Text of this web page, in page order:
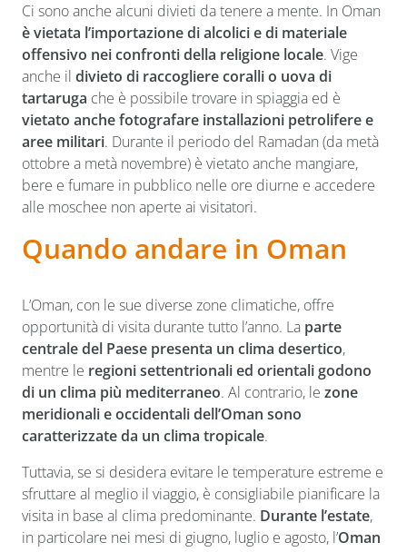
Ci sono anche alcuni divieti da tenere a mente. In Oman
è vietata l’importazione di alcolici e di materiale
offensivo nei confronti della religione locale. Vige
anche il divieto di raccogliere coralli o uova di
tartaruga che è possibile trovare in spiaggia ed è
vietato anche fotografare installazioni petrolifere e
aree militari. Durante il periodo del Ramadan (da metà
ottobre a metà novembre) è vietato anche mangiare,
bere e fumare in pubblico nelle ore diurne e accedere
alle moschee non aperte ai visitatori.
Quando andare in Oman
L’Oman, con le sue diverse zone climatiche, offre
opportunità di visita durante tutto l’anno. La parte
centrale del Paese presenta un clima desertico,
mentre le regioni settentrionali ed orientali godono
di un clima più mediterraneo. Al contrario, le zone
meridionali e occidentali dell’Oman sono
caratterizzate da un clima tropicale.
Tuttavia, se si desidera evitare le temperature estreme e
sfruttare al meglio il viaggio, è consigliabile pianificare la
visita in base al clima predominante. Durante l’estate,
in particolare nei mesi di giugno, luglio e agosto, l’Oman